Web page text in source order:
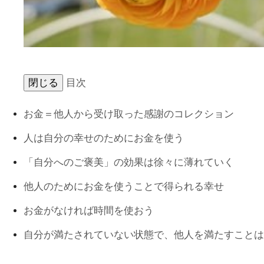
閉じる 目次
お金＝他人から受け取った感謝のコレクション
人は自分の幸せのためにお金を使う
「自分へのご褒美」の効果は徐々に薄れていく
他人のためにお金を使うことで得られる幸せ
お金がなければ時間を使おう
自分が満たされていない状態で、他人を満たすこと